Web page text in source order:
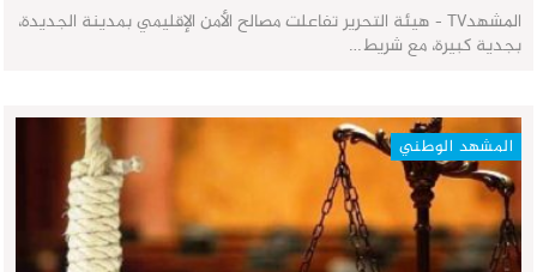
المشهدTV - هيئة التحرير تفاعلت مصالح الأمن الإقليمي بمدينة الجديدة،
بجدية كبيرة، مع شريط…
المشهد الوطني